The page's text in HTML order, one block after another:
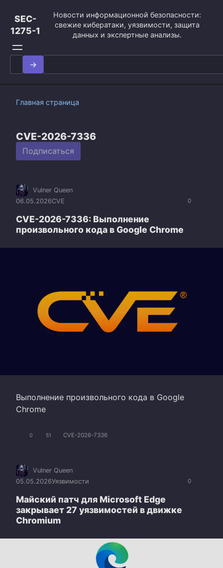
контенту
SEC-
1275-1
Новости информационной безопасности:
свежие кибератаки, уязвимости, защита
данных и экспертные анализы.
Search
for:
Главная страница
CVE-2026-7336
Подписаться
0
Vulner Queen
06.05.2026CVE
CVE-2026-7336: Выполнение
произвольного кода в Google Chrome
Выполнение произвольного кода в Google
Chrome
0 51 CVE-2026-7336
0
Vulner Queen
05.05.2026Уязвимости
Майский патч для Microsoft Edge
закрывает 27 уязвимостей в движке
Chromium